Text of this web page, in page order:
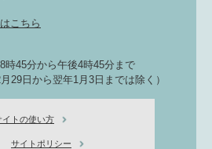
こちら
時45分から午後4時45分まで
29日から翌年1月3日までは除く）
イトの使い方
サイトポリシー